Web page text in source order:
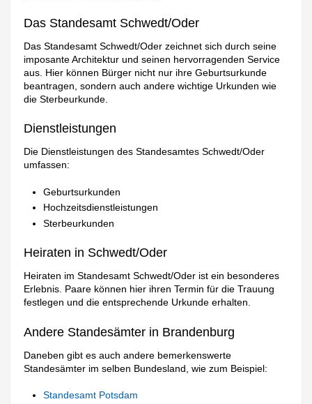
Das Standesamt Schwedt/Oder
Das Standesamt Schwedt/Oder zeichnet sich durch seine
imposante Architektur und seinen hervorragenden Service
aus. Hier können Bürger nicht nur ihre Geburtsurkunde
beantragen, sondern auch andere wichtige Urkunden wie
die Sterbeurkunde.
Dienstleistungen
Die Dienstleistungen des Standesamtes Schwedt/Oder
umfassen:
Geburtsurkunden
Hochzeitsdienstleistungen
Sterbeurkunden
Heiraten in Schwedt/Oder
Heiraten im Standesamt Schwedt/Oder ist ein besonderes
Erlebnis. Paare können hier ihren Termin für die Trauung
festlegen und die entsprechende Urkunde erhalten.
Andere Standesämter in Brandenburg
Daneben gibt es auch andere bemerkenswerte
Standesämter im selben Bundesland, wie zum Beispiel:
Standesamt Potsdam